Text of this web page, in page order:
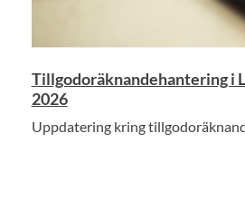
Tillgodoräknandehantering i
2026
Uppdatering kring